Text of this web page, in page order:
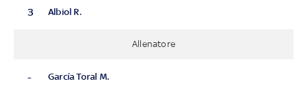
3 Albiol R.
Allenatore
- García Toral M.